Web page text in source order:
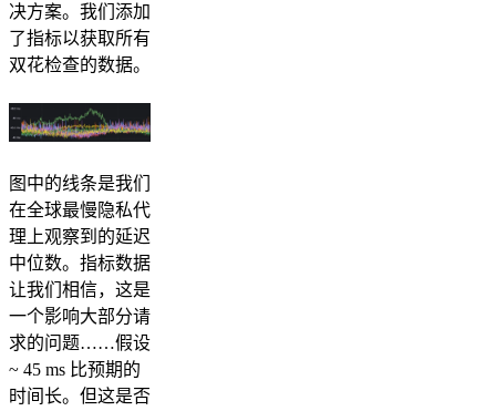
决方案。我们添加
了指标以获取所有
双花检查的数据。
图中的线条是我们
在全球最慢隐私代
理上观察到的延迟
中位数。指标数据
让我们相信，这是
一个影响大部分请
求的问题……假设
~ 45 ms 比预期的
时间长。但这是否